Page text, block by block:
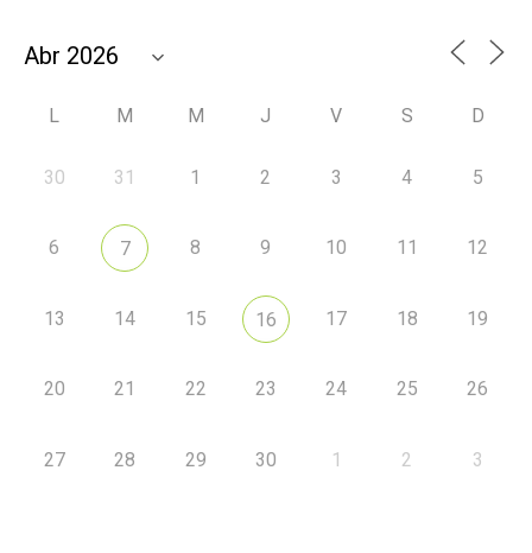
L M M J V S D
30 31 1 2 3 4 5
6 7 8 9 10 11 12
13 14 15 16 17 18 19
20 21 22 23 24 25 26
27 28 29 30 1 2 3